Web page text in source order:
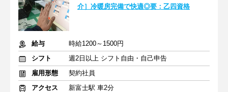
介］冷暖房完備で快適◎要：乙四資格
給与
時給1200～1500円
シフト
週2日以上 シフト自由・自己申告
雇用形態
契約社員
アクセス
新富士駅 車2分